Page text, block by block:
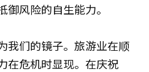
风险的自生能力。
我们的镜子。旅游业在顺
在危机时显现。在庆祝